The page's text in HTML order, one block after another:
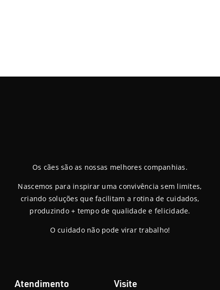
Os cães são as nossas melhores companhias.
Nascemos para inspirar uma convivência sem limites,
criando soluções que facilitam a rotina de cuidados,
produzindo + tempo de qualidade e felicidade.
O cuidado não pode virar trabalho!
Atendimento Visite